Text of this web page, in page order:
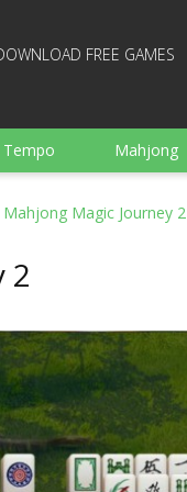
FREE GAMES
Mahjong
Mahjong Magic Journey 2
2